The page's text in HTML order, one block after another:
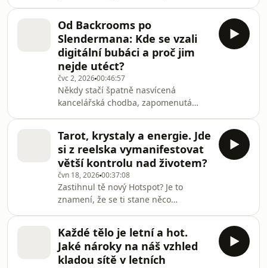
pos
nutnost objednat se k doktorovi nebo
píchlá pneumatika a ukáže se, že
žádné velké prozření nenastalo. Spíš
improvizujeme a vyhlížíme někoho
kompetentnějšího. Někoho, kdo už je
Adult Pro Max. Kdy se člověk začne
cítit opravdu dospěle? A přijde ten
moment vůbec?Všechny
Od Backrooms po
Slendermana: Kde se vzali
digitální bubáci a proč jim
nejde utéct?
čvc 2, 202600:46:57
Někdy stačí špatně nasvícená
kancelářská chodba, zapomenutá
Creepypasty proměnily internet v
místo, kde se rodí nové lidové
legendy. Psát je může kdokoli, šíří se
samy a patří tak trochu všem a
nikomu zároveň. Nový díl Hotspotu se
ptá, proč si internet vyrábí vlastní
digitální příšery a jak se z
anonymního příspěvku na 4chanu s
Tarot, krystaly a energie. Jde
si z reelska vymanifestovat
větší kontrolu nad životem?
čvn 18, 202600:37:08
Zastihnul tě nový Hotspot? Je to
znamení, že se ti stane něco
manifestacemi, tarotem, energiemi
nebo léčivými krystaly. Jak tyto
praktiky takzvané alternativní
Každé tělo je letní a hot.
Jaké nároky na náš vzhled
kladou sítě v letních